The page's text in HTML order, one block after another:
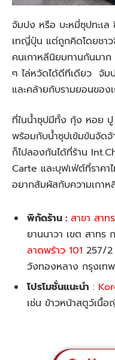
จัมปง หรือ บะหมี่ซุปทะเล
เทญี่ปุ่น แต่ถูกคิดโดยชาว
คนเกาหลีนิยมทานกันมาก
ๆ ไล่หวัดได้ดีทีเดียว จั
และคล้ายกับรามยอนของ
ที่ในน้ำซุปมีทั้ง กุ้ง หอย ปู
พร้อมกับน้ำซุปเข้มข้นจัด
ก็ไปลองกันได้ที่ร้าน
Carte และบุฟเฟ่ต์ที่ราค
อยากสัมผัสกับความเกา
พิกัดร้าน : สาขา สาท
ยานนาวา เขต สาทร
ลาดพร้าว 101 257/2
วังทองหลาง กรุงเท
โปรโมชั่นแนะนำ :
เช่น ข้าวหน้าสตูว์เนื้